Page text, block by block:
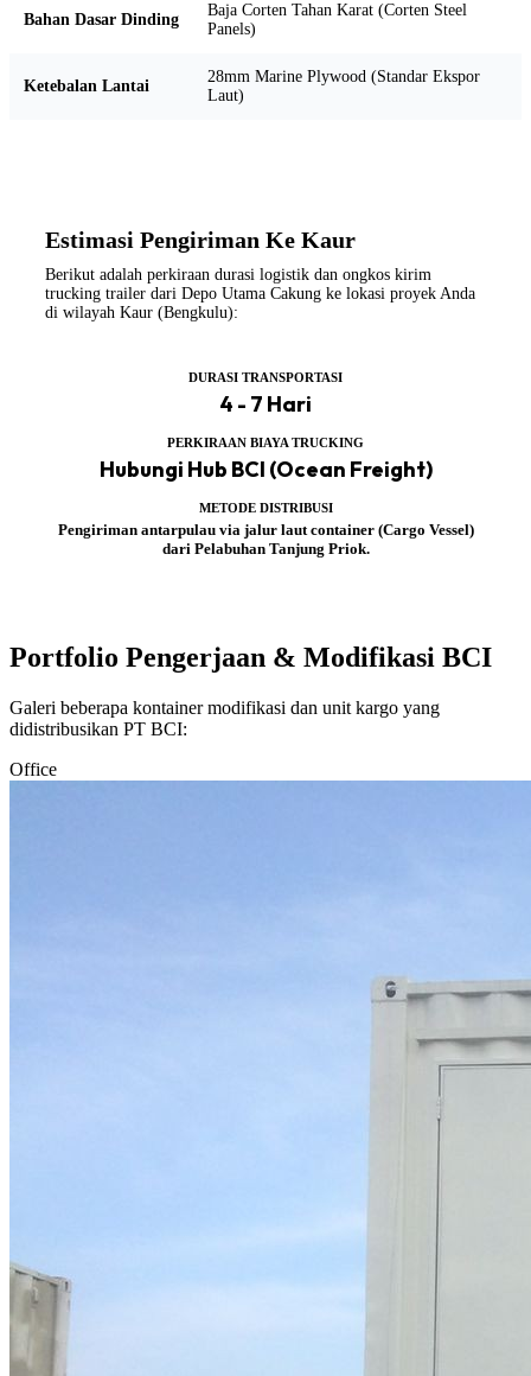
Bahan Dasar Dinding
Baja Corten Tahan Karat (Corten Steel
Panels)
Ketebalan Lantai
28mm Marine Plywood (Standar Ekspor
Laut)
Estimasi Pengiriman Ke Kaur
Berikut adalah perkiraan durasi logistik dan ongkos kirim
trucking trailer dari Depo Utama Cakung ke lokasi proyek Anda
di wilayah Kaur (Bengkulu):
DURASI TRANSPORTASI
4 - 7 Hari
PERKIRAAN BIAYA TRUCKING
Hubungi Hub BCI (Ocean Freight)
METODE DISTRIBUSI
Pengiriman antarpulau via jalur laut container (Cargo Vessel)
dari Pelabuhan Tanjung Priok.
Portfolio Pengerjaan & Modifikasi BCI
Galeri beberapa kontainer modifikasi dan unit kargo yang
didistribusikan PT BCI:
Office